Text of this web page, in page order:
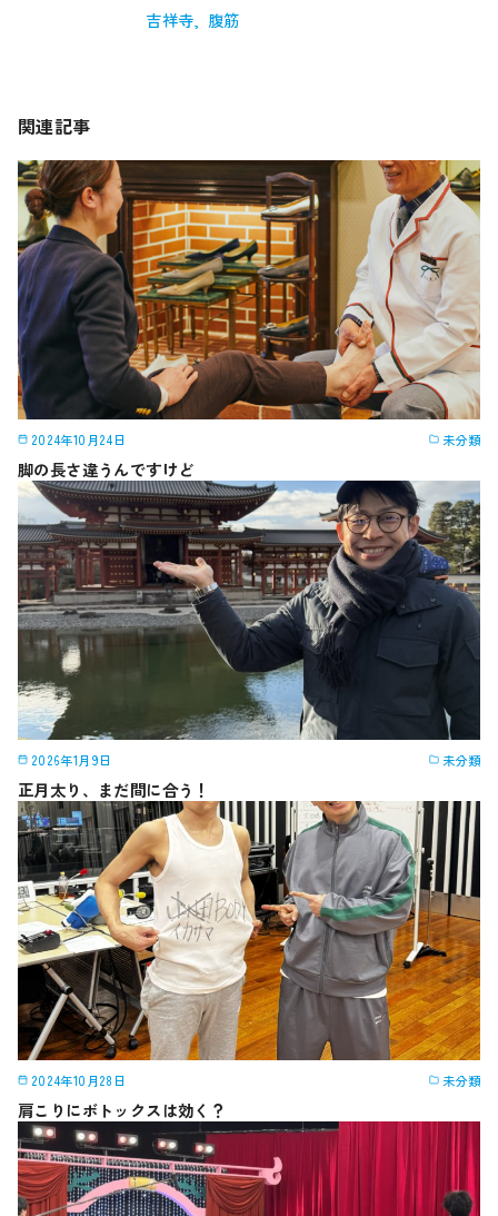
吉祥寺
腹筋
関連記事
2024年10月24日 未分類
脚の長さ違うんですけど
2026年1月9日 未分類
正月太り、まだ間に合う！
2024年10月28日 未分類
肩こりにボトックスは効く？